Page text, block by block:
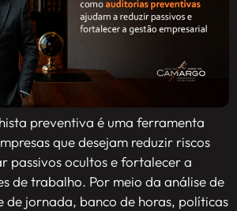
preventiva é uma ferramenta
que desejam reduzir riscos
passivos ocultos e fortalecer a
de trabalho. Por meio da análise de
de jornada, banco de horas, políticas